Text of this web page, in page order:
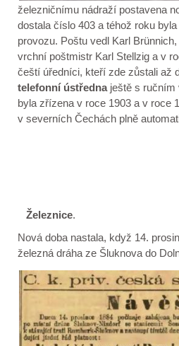
železničnímu nádraží postavena
dostala číslo 403 a téhož roku
provozu. Poštu vedl Karl
vrchní poštmistr Karl Stellzig a v
čeští úředníci, kteří zde zůstali až
telefonní ústřednaještě s ručním
byla zřízena v roce 1903 a v roce
v severních Čechách plně
Železnice.
Nová doba nastala, když 14.
železná dráha ze Šluknova do